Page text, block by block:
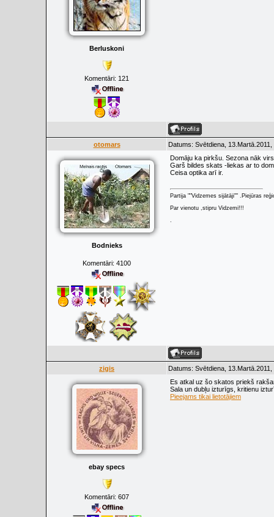
Berluskoni
Komentāri: 121
otomars Datums: Svētdiena,
Bodnieks
Komentāri: 4100
Domāju ka pirkšu. Sezona nāk
Garš bildes skats -liekas ar to
Ceisa optika arī ir.
Partija ""Vidzemes sijātāji"" .Piejūras
Par vienotu ,stipru Vidzemi!!!
.
zigis Datums: Svētdiena,
ebay specs
Komentāri: 607
Es atkal uz šo skatos priekš
Sala un dubļu izturīgs, kritienu
Pieejams tikai lietotājiem